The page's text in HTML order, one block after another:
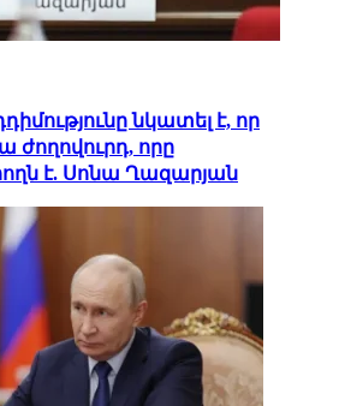
նկատել է, որ
ժողովուրդ, որը
է. Սոնա Ղազարյան